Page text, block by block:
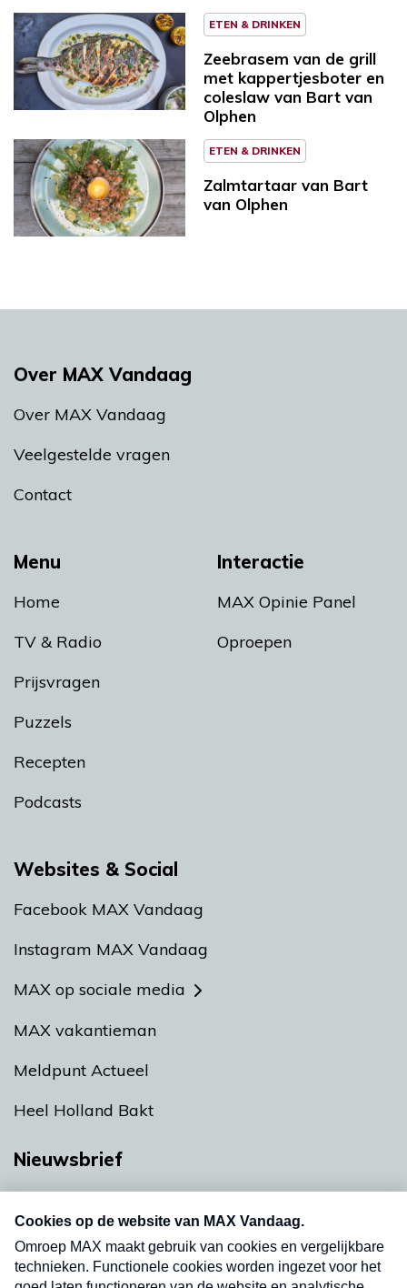
ETEN & DRINKEN
Zeebrasem van de grill
met kappertjesboter en
coleslaw van Bart van
Olphen
ETEN & DRINKEN
Zalmtartaar van Bart
van Olphen
Menu
Home
TV & Radio
Prijsvragen
Puzzels
Recepten
Podcasts
Interactie
MAX Opinie Panel
Oproepen
Over MAX Vandaag
Over MAX Vandaag
Veelgestelde vragen
Contact
Websites & Social
Facebook MAX Vandaag
Instagram MAX Vandaag
MAX op sociale media
MAX vakantieman
Meldpunt Actueel
Heel Holland Bakt
Nieuwsbrief
nieuwsbrief. Elke vrijdag- en dinsdagochtend in
uw mailbox.